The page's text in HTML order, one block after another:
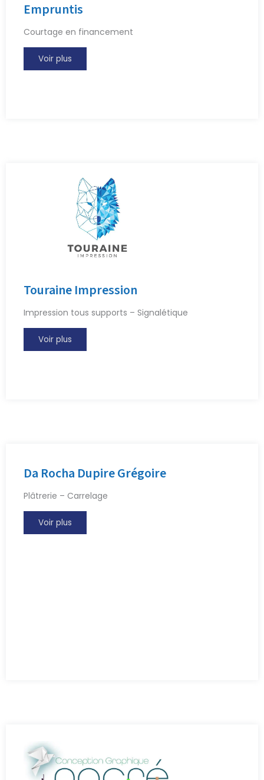
Empruntis
Courtage en financement
Voir plus
Touraine Impression
Impression tous supports – Signalétique
Voir plus
Da Rocha Dupire Grégoire
Plâtrerie – Carrelage
Voir plus